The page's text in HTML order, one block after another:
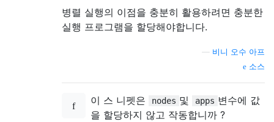
for (app in
                        }
                        parallel apps
                }
            }
        }
병렬 실행의 이점을 충분히 활용하려면 충분한
실행 프로그램을 할당해야합니다.
비니 오수 아프
소스
이 스 니펫은 nodes 및 apps 변수에 값
을 할당하지 않고 작동합니까 ?